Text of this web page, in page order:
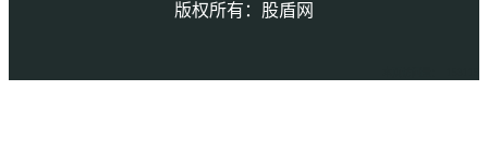
版权所有：股盾网